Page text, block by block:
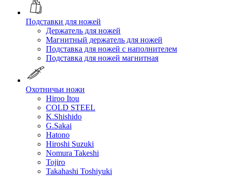
Подставки для ножей
Держатель для ножей
Магнитный держатель для ножей
Подставка для ножей с наполнителем
Подставка для ножей магнитная
Охотничьи ножи
Hiroo Itou
COLD STEEL
K.Shishido
G.Sakai
Hatono
Hiroshi Suzuki
Nomura Takeshi
Tojiro
Takahashi Toshiyuki